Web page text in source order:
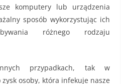
komputery lub urządzenia
sposób wykorzystując ich
różnego rodzaju
przypadkach, tak w
osoby, która infekuje nasze